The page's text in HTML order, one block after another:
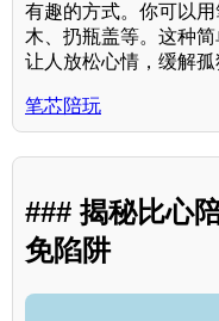
有趣的方式。你可以
木、扔瓶盖等。这种
让人放松心情，缓解孤
笔芯陪玩
### 揭秘比心
免陷阱